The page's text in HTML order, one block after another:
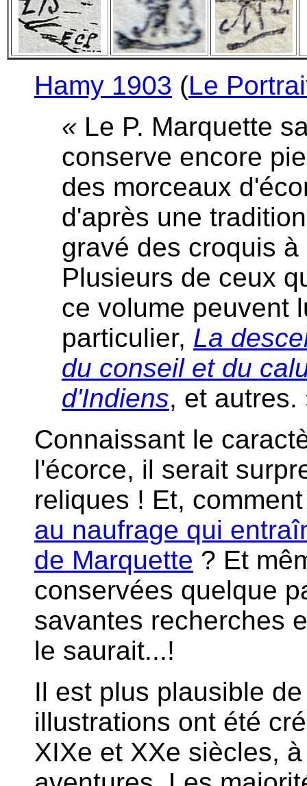
Hamy 1903 (Le
« Le P. Marquette
conserve encore
des morceaux
d'après une
gravé des croquis
Plusieurs de ceux
ce volume peuvent
particulier, La
du conseil et du
d'Indiens, et autres.
Connaissant le
l'écorce, il serait
reliques ! Et,
au naufrage qui
de Marquette ? Et
conservées quelque
savantes recherches
le saurait...!
Il est plus plausible
illustrations ont été
XIXe et XXe siècles,